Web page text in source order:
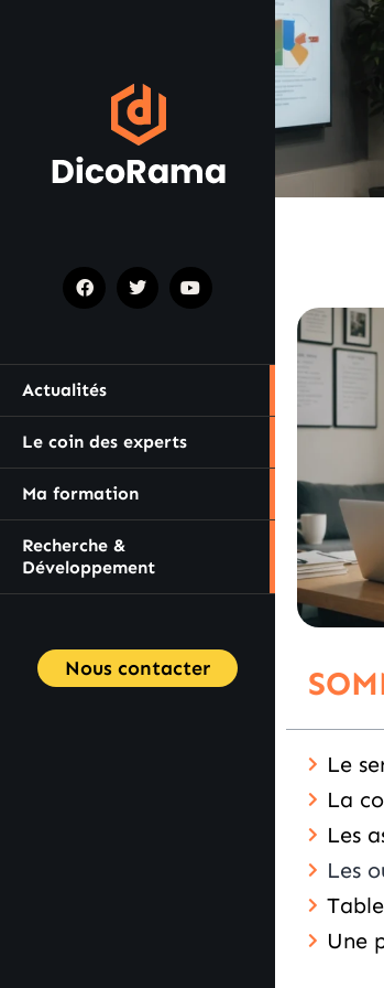
Actualités
Le coin des experts
Ma formation
Recherche &
Développement
Nous contacter
Le
La
Les
Les
Une